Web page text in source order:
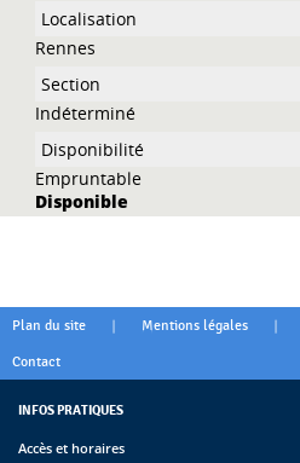
Rennes
Indéterminé
Empruntable
Disponible
Plan du site | Mentions légales |
Contact
INFOS PRATIQUES
Accès et horaires